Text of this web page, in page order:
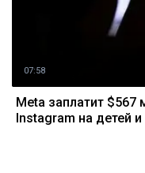
07:58
Meta заплатит $567
Instagram на детей